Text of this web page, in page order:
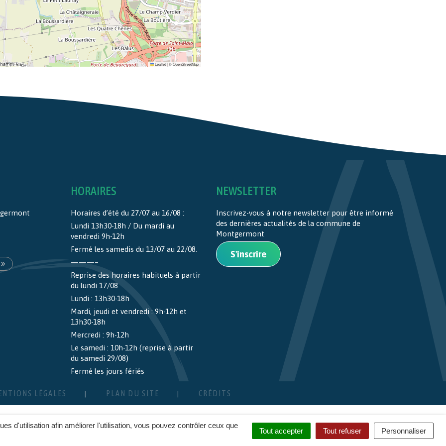
d'utilisation afin améliorer l'utilisation, vous pouvez contrôler ceux que
Tout accepter Tout refuser Personnaliser
Leaflet|©OpenStreetMap
HORAIRES
Horaires d’été du 27/07 au 16/08 :
Lundi 13h30-18h / Du mardi au
vendredi 9h-12h
Fermé les samedis du 13/07 au 22/08.
———–
Reprise des horaires habituels à partir
du lundi 17/08
Lundi : 13h30-18h
Mardi, jeudi et vendredi : 9h-12h et
13h30-18h
Mercredi : 9h-12h
Le samedi : 10h-12h (reprise à partir
du samedi 29/08)
Fermé les jours fériés
NEWSLETTER
Inscrivez-vous à notre newsletter pour être informé
des dernières actualités de la commune de
Montgermont
S'inscrire
LÉGALES PLAN DU SITE CRÉDITS